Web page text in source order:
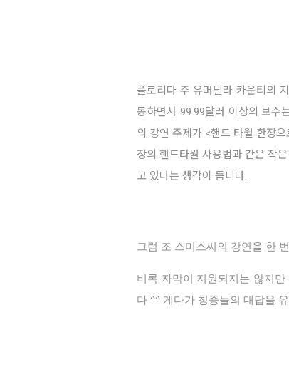
플로리다 주 유머틸라 카운티의
동하면서 99.99달러 이상의 보수
의 강연 주제가 <핸드 타월 한장
장의 핸드타월 사용법과 같은 작
고 있다는 생각이 듭니다.
그럼 조 스미스씨의 강연을 한
비록 자막이 지원되지는 않지
다 ^^ 게다가 청중들의 대답을